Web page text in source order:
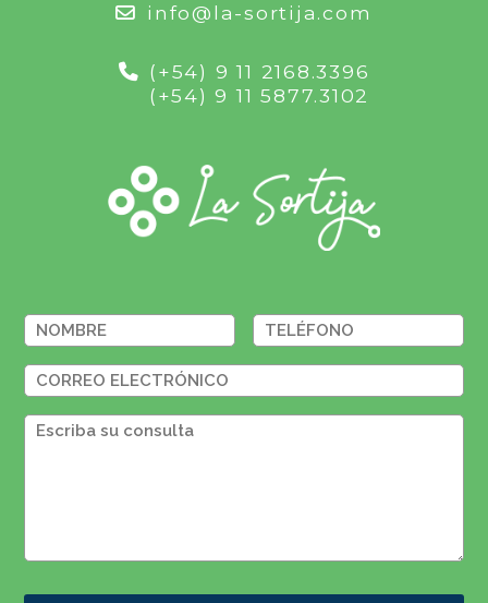
info@la-sortija.com
(+54) 9 11 2168.3396
(+54) 9 11 5877.3102